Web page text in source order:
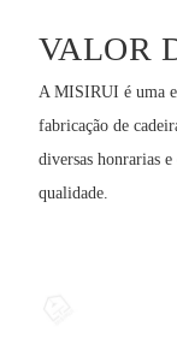
VALOR
A MISIRUI é uma
fabricação de
diversas honrarias
qualidade.